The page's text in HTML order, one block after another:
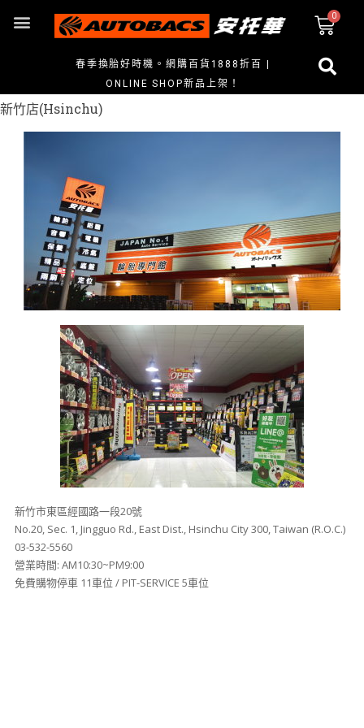
春季換胎好時機。網購百貨1888折百 |
ONLINE SHOP新品上架！
新竹店(Hsinchu)
新竹市東區經國路一段20號
No.20, Sec. 1, Jingguo Rd., East Dist., Hsinchu City 300, Taiwan (R.O.C.)
03-532-5560
營業時間: AM10:30~PM9:00
免費購物停車 11車位 / PIT-SERVICE 5車位